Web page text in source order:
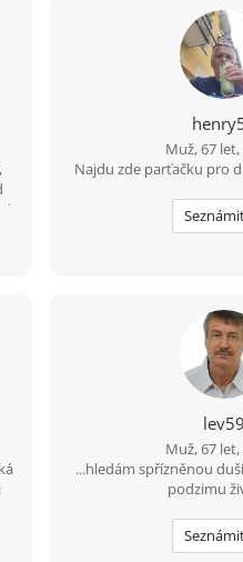
Muž, 67 let,
Najdu zde parťačku pro
lev59
Muž, 67 let,
...hledám spřízněnou
podzimu